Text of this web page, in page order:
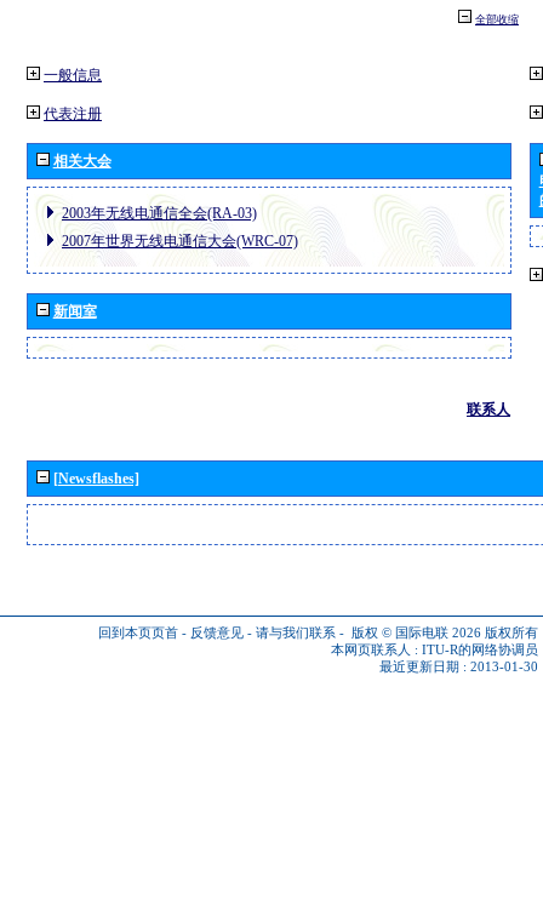
全部收缩
一般信息
代表注册
相关大会
2003年无线电通信全会(RA-03)
2007年世界无线电通信大会(WRC-07)
新闻室
联系人
[Newsflashes]
回到本页页首 - 反馈意见 - 请与我们联系 - 版权 © 国际电联 2026 版权所有
本网页联系人 : ITU-R的网络协调员
最近更新日期 : 2013-01-30